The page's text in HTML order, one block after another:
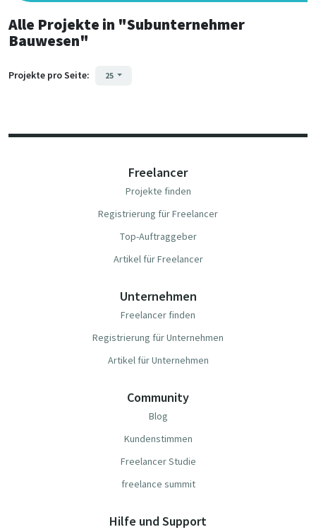
Alle Projekte in "Subunternehmer
Bauwesen"
Projekte pro Seite: 25
Freelancer
Projekte finden
Registrierung für Freelancer
Top-Auftraggeber
Artikel für Freelancer
Unternehmen
Freelancer finden
Registrierung für Unternehmen
Artikel für Unternehmen
Community
Blog
Kundenstimmen
Freelancer Studie
freelance summit
Hilfe und Support